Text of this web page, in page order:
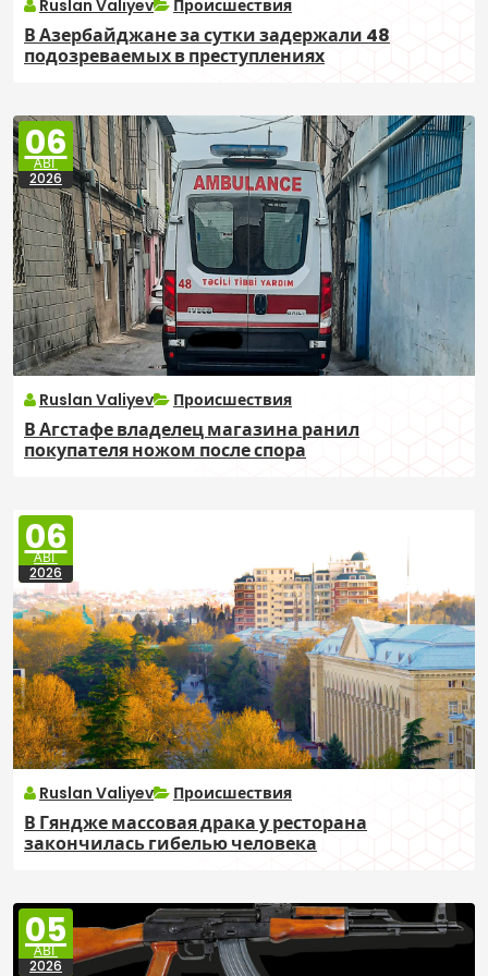
Ruslan Valiyev Происшествия
В Азербайджане за сутки задержали 48
подозреваемых в преступлениях
06
АВГ
2026
Ruslan Valiyev Происшествия
В Агстафе владелец магазина ранил
покупателя ножом после спора
06
АВГ
2026
Ruslan Valiyev Происшествия
В Гяндже массовая драка у ресторана
закончилась гибелью человека
05
АВГ
2026